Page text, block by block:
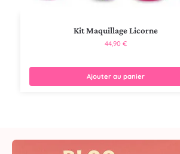
Kit Maquillage Licorne
44,90€
Ajouter au panier